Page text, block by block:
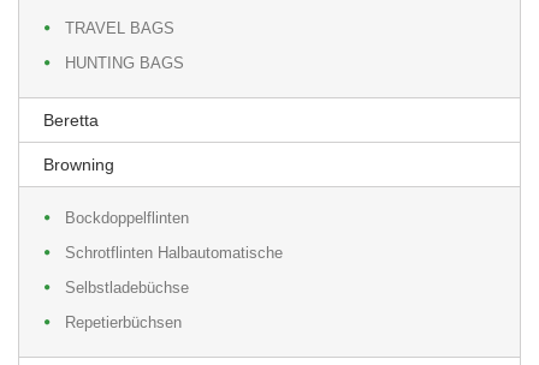
TRAVEL BAGS
HUNTING BAGS
Beretta
Browning
Bockdoppelflinten
Schrotflinten Halbautomatische
Selbstladebüchse
Repetierbüchsen